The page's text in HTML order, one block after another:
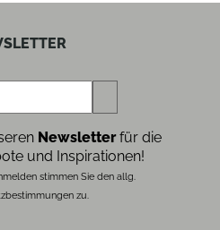
1
Newsletterfür die
und Inspirationen!
stimmen Sie den allg.
zu.